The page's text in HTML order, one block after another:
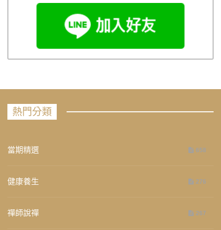
熱門分類
當期精選 658
健康養生 276
禪師說禪 267